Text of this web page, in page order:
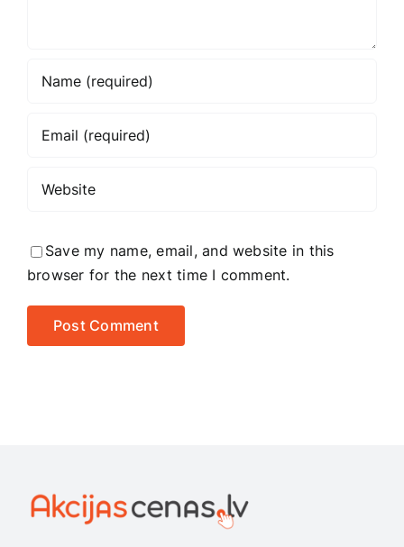
Save my name, email, and website in this
browser for the next time I comment.